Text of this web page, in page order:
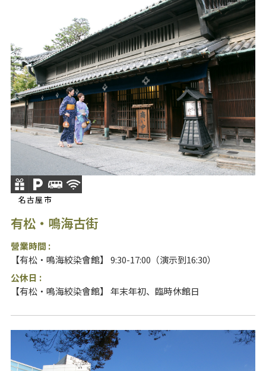
名古屋市
有松・鳴海古街
營業時間 :
【有松・鳴海絞染會館】 9:30-17:00（演示到16:30）
公休日 :
【有松・鳴海絞染會館】 年末年初、臨時休館日